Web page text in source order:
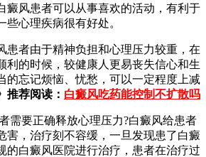
癜风患者可以从事喜欢的活动，有利于
心理疾病很有好处。
者由于精神负担和心理压力较重，在
利的时候，较健康人更易丧失信心和生
的忘记烦恼、忧愁，可以一定程度上减
推荐阅读： 白癜风吃药能控制不扩散吗
要正确释放心理压力?白癜风给患者
害，治疗刻不容缓，一旦发现患了白癜
的白癜风医院进行治疗，患者在治疗过